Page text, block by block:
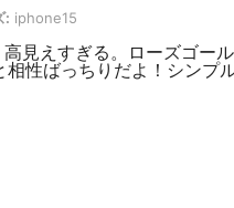
: iphone15
見えすぎる。ローズゴー
性ばっちりだよ！シンプ